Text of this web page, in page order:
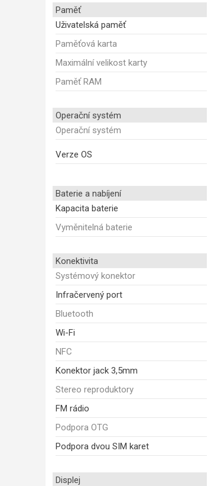
Paměť
Uživatelská paměť
Paměťová karta
Maximální velikost karty
Paměť RAM
Operační systém
Operační systém
Verze OS
Baterie a nabíjení
Kapacita baterie
Vyměnitelná baterie
Konektivita
Systémový konektor
Infračervený port
Bluetooth
Wi-Fi
NFC
Konektor jack 3,5mm
Stereo reproduktory
FM rádio
Podpora OTG
Podpora dvou SIM karet
Displej